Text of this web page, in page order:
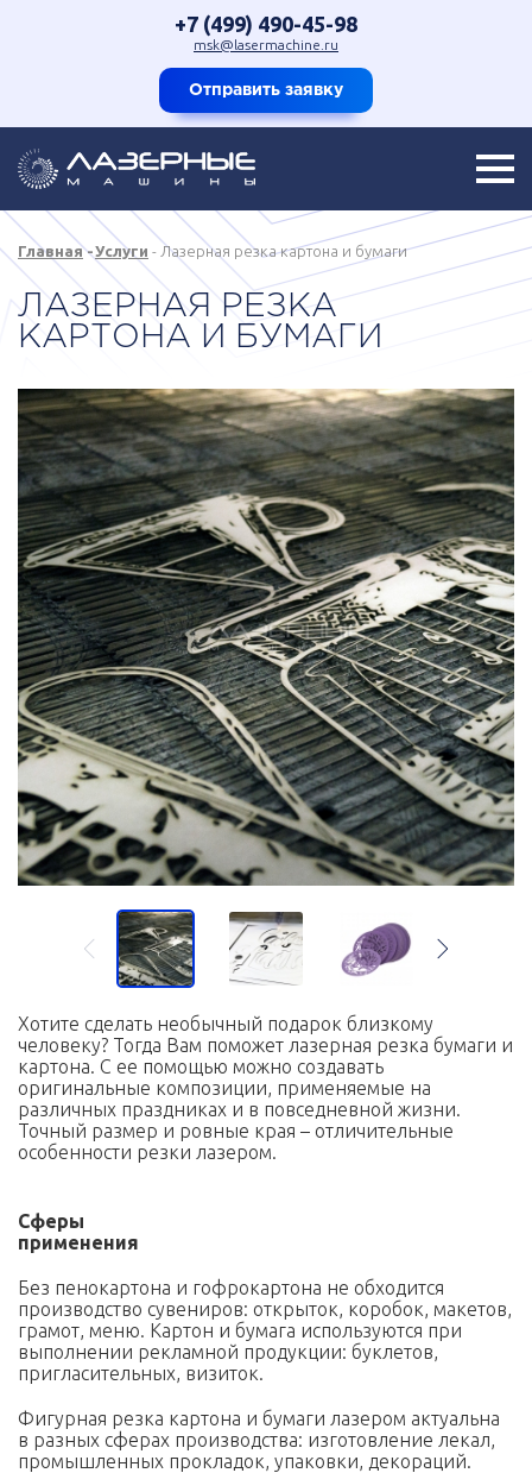
Отправить заявку
msk@lasermachine.ru
+7 (499) 490-45-98
Главная Услуги Лазерная резка картона и бумаги
ЛАЗЕРНАЯ РЕЗКА
КАРТОНА И БУМАГИ
Хотите сделать необычный подарок близкому
человеку? Тогда Вам поможет лазерная резка бумаги и
картона. С ее помощью можно создавать
оригинальные композиции, применяемые на
различных праздниках и в повседневной жизни.
Точный размер и ровные края – отличительные
особенности резки лазером.
Сферы
применения
Без пенокартона и гофрокартона не обходится
производство сувениров: открыток, коробок, макетов,
грамот, меню. Картон и бумага используются при
выполнении рекламной продукции: буклетов,
пригласительных, визиток.
Фигурная резка картона и бумаги лазером актуальна
в разных сферах производства: изготовление лекал,
промышленных прокладок, упаковки, декораций.